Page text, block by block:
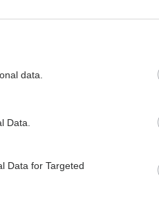
data.
Data.
Data for Targeted
ένα σοκ και συναντά
αποκτήσουν τον
του αγαπημένου
να εκφράσει ότι
γνωστή ως η
και της